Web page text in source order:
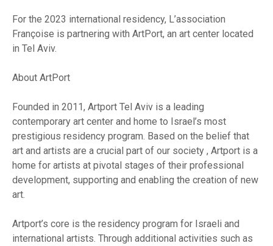
For the 2023 international residency, L’association
Françoise is partnering with ArtPort, an art center located
in Tel Aviv.
About ArtPort
Founded in 2011, Artport Tel Aviv is a leading
contemporary art center and home to Israel’s most
prestigious residency program. Based on the belief that
art and artists are a crucial part of our society , Artport is a
home for artists at pivotal stages of their professional
development, supporting and enabling the creation of new
art.
Artport’s core is the residency program for Israeli and
international artists. Through additional activities such as